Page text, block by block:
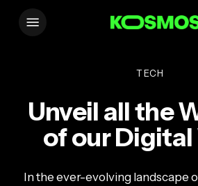
TECH
Unveil all the
of our
In the ever-evolving landscape